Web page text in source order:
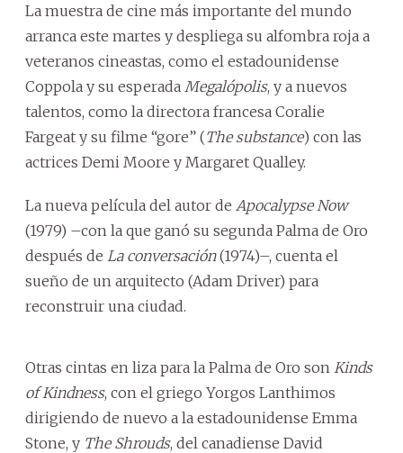
La muestra de cine más importante del mundo
arranca este martes y despliega su alfombra roja a
veteranos cineastas, como el estadounidense
Coppola y su esperada Megalópolis, y a nuevos
talentos, como la directora francesa Coralie
Fargeat y su filme “gore” (The substance) con las
actrices Demi Moore y Margaret Qualley.
La nueva película del autor de Apocalypse Now
(1979) –con la que ganó su segunda Palma de Oro
después de La conversación(1974)–, cuenta el
sueño de un arquitecto (Adam Driver) para
reconstruir una ciudad.
Otras cintas en liza para la Palma de Oro son Kinds
of Kindness, con el griego Yorgos Lanthimos
dirigiendo de nuevo a la estadounidense Emma
Stone, y The Shrouds, del canadiense David